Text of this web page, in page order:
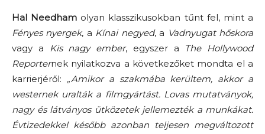
Hal Needham olyan klasszikusokban tűnt fel, mint a
Fényes nyergek, a Kínai negyed, a Vadnyugat hőskora
vagy a Kis nagy ember, egyszer a The Hollywood
Reporternek nyilatkozva a következőket mondta el a
karrierjéről: „Amikor a szakmába kerültem, akkor a
westernek uralták a filmgyártást. Lovas mutatványok,
nagy és látványos ütközetek jellemezték a munkákat.
Évtizedekkel később azonban teljesen megváltozott